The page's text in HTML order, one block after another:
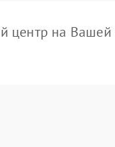
центр на Вашей